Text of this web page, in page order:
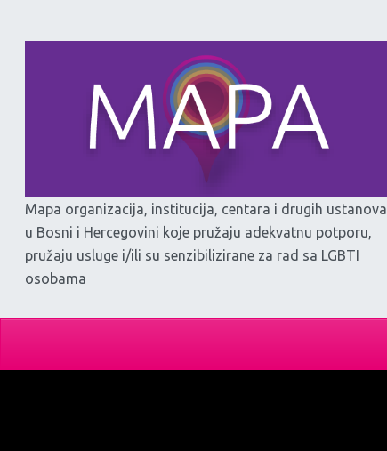
Mapa organizacija, institucija, centara i drugih ustanova
u Bosni i Hercegovini koje pružaju adekvatnu potporu,
pružaju usluge i/ili su senzibilizirane za rad sa LGBTI
osobama